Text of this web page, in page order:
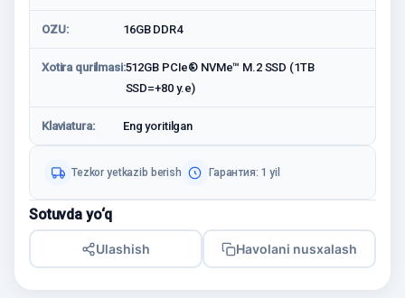
OZU: 16GB DDR4
Xotira qurilmasi:512GB PCIe® NVMe™ M.2 SSD (1TB
SSD=+80 у.е)
Klaviatura: Eng yoritilgan
Tezkor yetkazib berish Гарантия: 1 yil
Sotuvda yo‘q
Ulashish Havolani nusxalash